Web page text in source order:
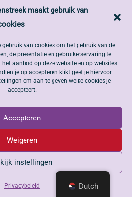
maakt gebruik van
gebruik van cookies om het gebruik van de
de presentatie en gebruikerservaring te
het aanbod op deze website en op websites
je op accepteren klikt geef je hiervoor
om aan te geven welke cookies je
accepteert.
Accepteren
Weigeren
instellingen
Privacybeleid
Bollenstreek een warm hart
iets doen?
|Privacyverklaring
Dutch